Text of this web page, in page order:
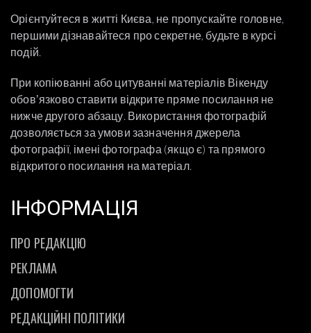
Орієнтуйтеся в житті Києва, не пропускайте головне,
першими дізнавайтеся про секретне, будьте в курсі
подій.
При копіюванні або цитуванні матеріалів Вікенду
обовʼязково ставити відкрите пряме посилання не
нижче другого абзацу. Використання фотографій
дозволяється за умови зазначення джерела
фотографії, імені фотографа (якщо є) та прямого
відкритого посилання на матеріал.
ІНФОРМАЦІЯ
ПРО РЕДАКЦІЮ
РЕКЛАМА
ДОПОМОГТИ
РЕДАКЦІЙНІ ПОЛІТИКИ